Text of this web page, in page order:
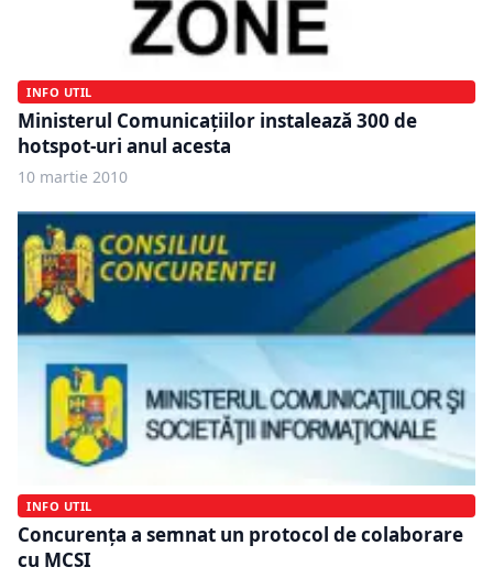
INFO UTIL
Ministerul Comunicaţiilor instalează 300 de
hotspot-uri anul acesta
10 martie 2010
INFO UTIL
Concurenţa a semnat un protocol de colaborare
cu MCSI